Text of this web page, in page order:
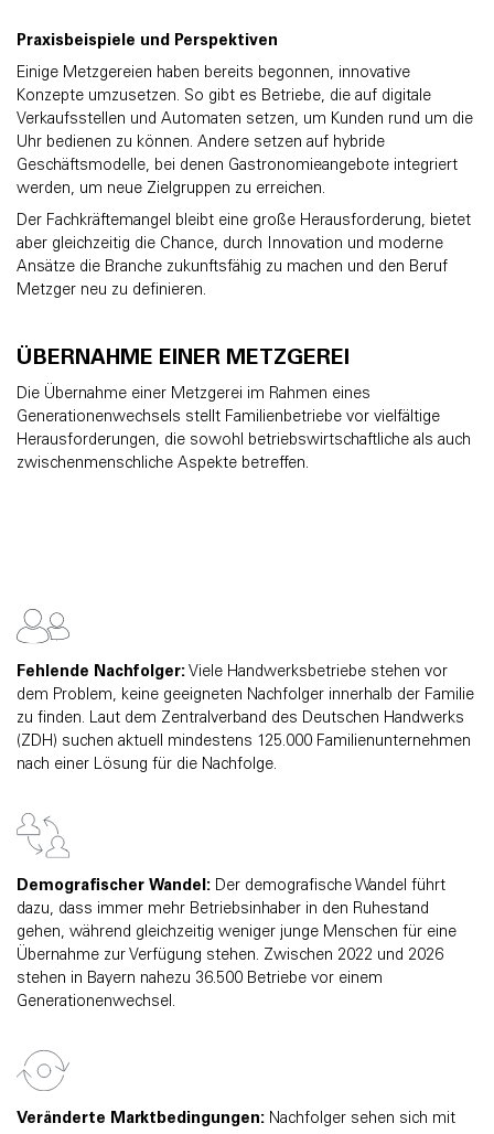
Praxisbeispiele und Perspektiven
Einige Metzgereien haben bereits begonnen, innovative
Konzepte umzusetzen. So gibt es Betriebe, die auf digitale
Verkaufsstellen und Automaten setzen, um Kunden rund um die
Uhr bedienen zu können. Andere setzen auf hybride
Geschäftsmodelle, bei denen Gastronomieangebote integriert
werden, um neue Zielgruppen zu erreichen.
Der Fachkräftemangel bleibt eine große Herausforderung, bietet
aber gleichzeitig die Chance, durch Innovation und moderne
Ansätze die Branche zukunftsfähig zu machen und den Beruf
Metzger neu zu definieren.
ÜBERNAHME EINER METZGEREI
Die Übernahme einer Metzgerei im Rahmen eines
Generationenwechsels stellt Familienbetriebe vor vielfältige
Herausforderungen, die sowohl betriebswirtschaftliche als auch
zwischenmenschliche Aspekte betreffen.
Fehlende Nachfolger: Viele Handwerksbetriebe stehen vor
dem Problem, keine geeigneten Nachfolger innerhalb der Familie
zu finden. Laut dem Zentralverband des Deutschen Handwerks
(ZDH) suchen aktuell mindestens 125.000 Familienunternehmen
nach einer Lösung für die Nachfolge.
Demografischer Wandel: Der demografische Wandel führt
dazu, dass immer mehr Betriebsinhaber in den Ruhestand
gehen, während gleichzeitig weniger junge Menschen für eine
Übernahme zur Verfügung stehen. Zwischen 2022 und 2026
stehen in Bayern nahezu 36.500 Betriebe vor einem
Generationenwechsel.
Veränderte Marktbedingungen: Nachfolger sehen sich mit